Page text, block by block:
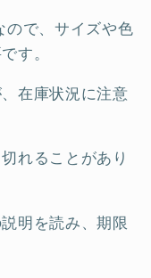
ので、サイズや色
す。
在庫状況に注意
れることがあり
明を読み、期限